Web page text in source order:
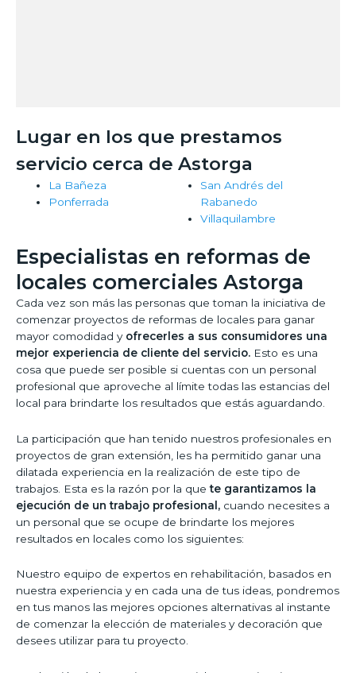
Lugar en los que prestamos
servicio cerca de Astorga
La Bañeza
Ponferrada
San Andrés del
Rabanedo
Villaquilambre
Especialistas en reformas de
locales comerciales Astorga
Cada vez son más las personas que toman la iniciativa de
comenzar proyectos de reformas de locales para ganar
mayor comodidad y ofrecerles a sus consumidores una
mejor experiencia de cliente del servicio. Esto es una
cosa que puede ser posible si cuentas con un personal
profesional que aproveche al límite todas las estancias del
local para brindarte los resultados que estás aguardando.
La participación que han tenido nuestros profesionales en
proyectos de gran extensión, les ha permitido ganar una
dilatada experiencia en la realización de este tipo de
trabajos. Esta es la razón por la quete garantizamos la
ejecución de un trabajo profesional, cuando necesites a
un personal que se ocupe de brindarte los mejores
resultados en locales como los siguientes:
Nuestro equipo de expertos en rehabilitación, basados en
nuestra experiencia y en cada una de tus ideas, pondremos
en tus manos las mejores opciones alternativas al instante
de comenzar la elección de materiales y decoración que
desees utilizar para tu proyecto.